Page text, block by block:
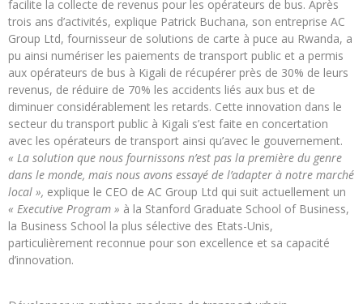
facilite la collecte de revenus pour les opérateurs de bus. Après
trois ans d’activités, explique Patrick Buchana, son entreprise AC
Group Ltd, fournisseur de solutions de carte à puce au Rwanda, a
pu ainsi numériser les paiements de transport public et a permis
aux opérateurs de bus à Kigali de récupérer près de 30% de leurs
revenus, de réduire de 70% les accidents liés aux bus et de
diminuer considérablement les retards. Cette innovation dans le
secteur du transport public à Kigali s’est faite en concertation
avec les opérateurs de transport ainsi qu’avec le gouvernement.
« La solution que nous fournissons n’est pas la première du genre
dans le monde, mais nous avons essayé de l’adapter à notre marché
local », explique le CEO de AC Group Ltd qui suit actuellement un
« Executive Program » à la Stanford Graduate School of Business,
la Business School la plus sélective des Etats-Unis,
particulièrement reconnue pour son excellence et sa capacité
d’innovation.